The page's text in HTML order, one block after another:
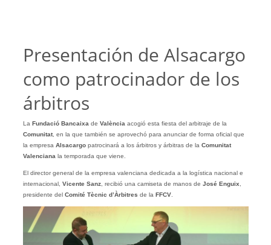
Presentación de Alsacargo
como patrocinador de los
árbitros
La Fundació Bancaixa de València acogió esta fiesta del arbitraje de la
Comunitat, en la que también se aprovechó para anunciar de forma oficial que
la empresa Alsacargopatrocinará a los árbitros y árbitras de la Comunitat
Valenciana la temporada que viene.
El director general de la empresa valenciana dedicada a la logística nacional e
internacional, Vicente Sanz, recibió una camiseta de manos de José Enguix
presidente del Comité Tècnic d’Àrbitres de la FFCV.